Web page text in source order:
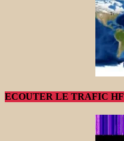
ECOUTER LE TRAFIC HF